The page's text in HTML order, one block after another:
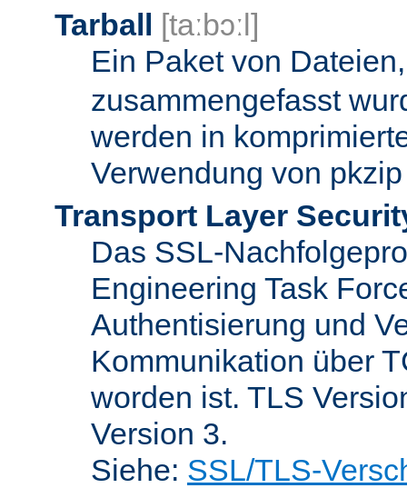
Tarball [taːbɔːl]
Ein Paket von
zusammengefasst
werden in
Verwendung von
Transport Layer
Das SSL-
Engineering Task
Authentisierung und
Kommunikation über
worden ist. TLS
Version 3.
Siehe: SSL/TLS-